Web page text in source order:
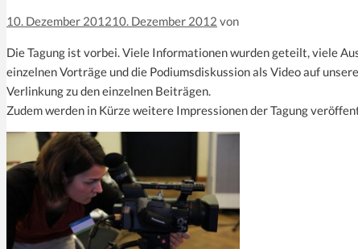
10. Dezember 201210. Dezember 2012 von
Die Tagung ist vorbei. Viele Informationen wurden geteilt, viele
einzelnen Vorträge und die Podiumsdiskussion als Video auf
Verlinkung zu den einzelnen Beiträgen.
Zudem werden in Kürze weitere Impressionen der Tagung